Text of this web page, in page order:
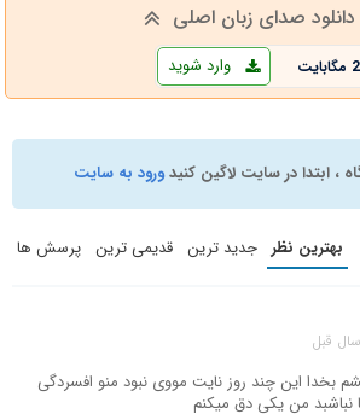
دانلود صدای زبان اصلی
وارد شوید
، ابتدا در سایت لاگین کنیدورود به سایت
بهترین نظر جدید ترین قدیمی ترین پرسش ها
بخدا این چند روز نایت مووی نبود منو افسردگی
نباشبد من یکی دق میکنم